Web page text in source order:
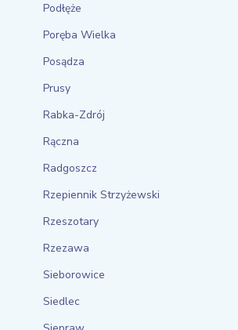
Podłęże
Poręba Wielka
Posądza
Prusy
Rabka-Zdrój
Rączna
Radgoszcz
Rzepiennik Strzyżewski
Rzeszotary
Rzezawa
Sieborowice
Siedlec